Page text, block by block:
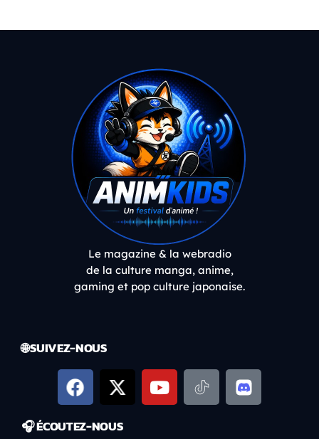
Le magazine & la webradio
de la culture manga, anime,
gaming et pop culture japonaise.
🌐 SUIVEZ-NOUS
🎧 ÉCOUTEZ-NOUS